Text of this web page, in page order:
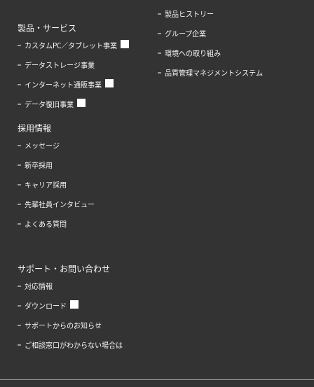
製品・サービス
カスタムPC／タブレット事業
データストレージ事業
インターネット通販事業
データ復旧事業
製品ヒストリー
グループ企業
環境への取り組み
品質管理マネジメントシステム
採用情報
メッセージ
新卒採用
キャリア採用
先輩社員インタビュー
よくある質問
サポート・お問い合わせ
対応情報
ダウンロード
サポートからのお知らせ
ご相談窓口がわからない場合は